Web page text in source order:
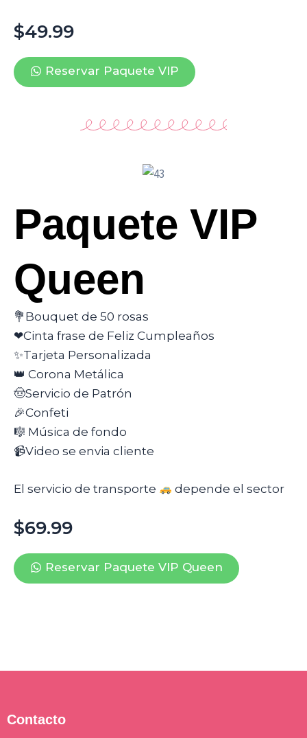
$49.99
Reservar Paquete VIP
Paquete VIP
Queen
💐Bouquet de 50 rosas
❤Cinta frase de Feliz Cumpleaños
✨Tarjeta Personalizada
👑 Corona Metálica
🤠Servicio de Patrón
🎉Confeti
🎼 Música de fondo
📹Video se envia cliente
El servicio de transporte depende el sector
$69.99
Reservar Paquete VIP Queen
Contacto